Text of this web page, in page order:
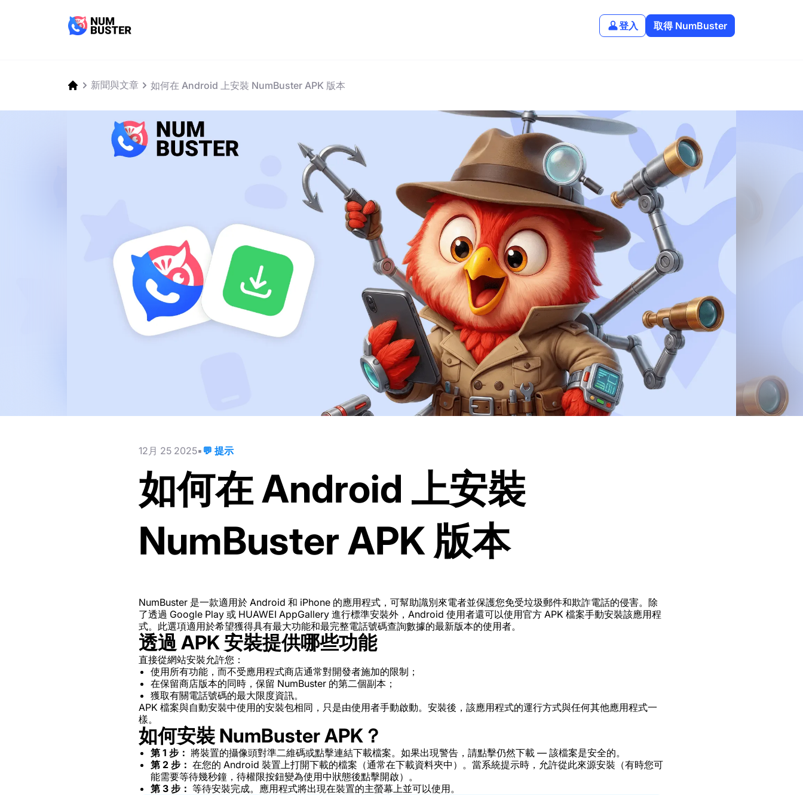
登入 取得 NumBuster
新聞與文章 如何在 Android 上安裝 NumBuster APK 版本
12月 25 2025 💬 提示
如何在 Android 上安裝
NumBuster APK 版本
NumBuster 是一款適用於 Android 和 iPhone 的應用程式，可幫助識別來電者並保護您免受垃圾郵件和欺詐電話的侵害。除
了透過 Google Play 或 HUAWEI AppGallery 進行標準安裝外，Android 使用者還可以使用官方 APK 檔案手動安裝該應用程
式。此選項適用於希望獲得具有最大功能和最完整電話號碼查詢數據的最新版本的使用者。
透過 APK 安裝提供哪些功能
直接從網站安裝允許您：
使用所有功能，而不受應用程式商店通常對開發者施加的限制；
在保留商店版本的同時，保留 NumBuster 的第二個副本；
獲取有關電話號碼的最大限度資訊。
APK 檔案與自動安裝中使用的安裝包相同，只是由使用者手動啟動。安裝後，該應用程式的運行方式與任何其他應用程式一
樣。
如何安裝 NumBuster APK？
第 1 步： 將裝置的攝像頭對準二維碼或點擊連結下載檔案。如果出現警告，請點擊仍然下載 — 該檔案是安全的。
第 2 步： 在您的 Android 裝置上打開下載的檔案（通常在下載資料夾中）。當系統提示時，允許從此來源安裝（有時您可
能需要等待幾秒鐘，待權限按鈕變為使用中狀態後點擊開啟）。
第 3 步： 等待安裝完成。應用程式將出現在裝置的主螢幕上並可以使用。